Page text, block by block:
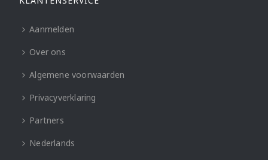
Aanmelden
Over ons
Algemene voorwaarden
Privacyverklaring
Partners
Nederlands